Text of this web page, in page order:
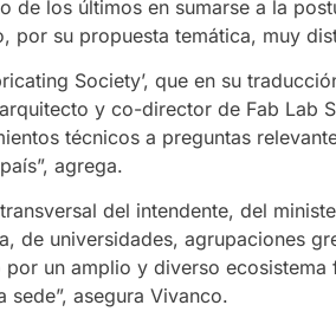
de los últimos en sumarse a la
por su propuesta temática, muy
Society’, que en su
y co-director de Fab Lab
técnicos a preguntas
agrega.
del intendente, del
de universidades, agrupaciones
por un amplio y diverso
asegura Vivanco.